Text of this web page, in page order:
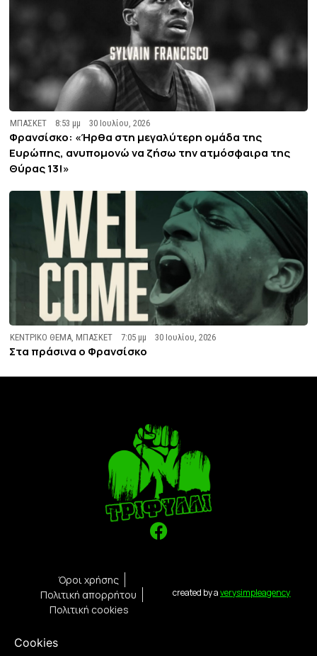
Cookies
ΜΠΑΣΚΕΤ 8:53 μμ 30 Ιουλίου, 2026
Φρανσίσκο: «Ήρθα στη μεγαλύτερη ομάδα της
Ευρώπης, ανυπομονώ να ζήσω την ατμόσφαιρα της
Θύρας 13!»
ΚΕΝΤΡΙΚΟ ΘΕΜΑ,ΜΠΑΣΚΕΤ 7:05 μμ 30 Ιουλίου, 2026
Στα πράσινα ο Φρανσίσκο
created by averysimpleagency
Όροι χρήσης
Πολιτική απορρήτου
Πολιτική cookies